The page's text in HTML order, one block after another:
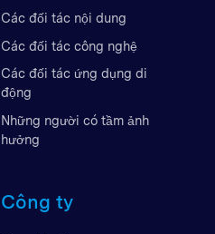
Các đối tác nội dung
Các đối tác công nghệ
Các đối tác ứng dụng di
động
Những người có tầm ảnh
hưởng
Công ty